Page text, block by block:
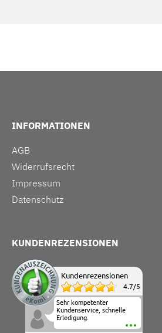
INFORMATIONEN
AGB
Widerrufsrecht
Impressum
Datenschutz
KUNDENREZENSIONEN
Kundenrezensionen
4.7/5
Sehr kompetenter
Kundenservice, schnelle
Erledigung.